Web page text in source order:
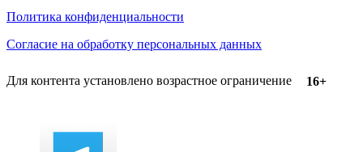
Политика конфиденциальности
Согласие на обработку персональных данных
Для контента установлено возрастное ограничение 16+